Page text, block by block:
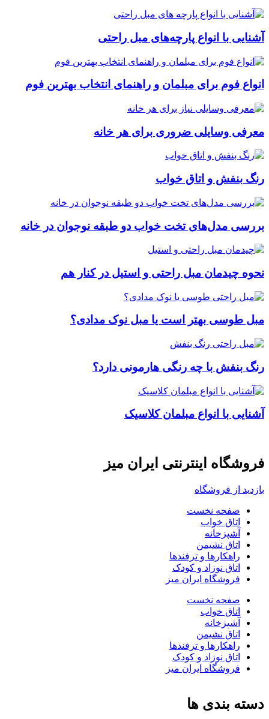
آشنایی با انواع پارچه‌های مبل راحتی
انواع فوم برای مبلمان و راهنمای انتخاب بهترین فوم
معرفی وسایلی ضروری برای هر خانه
رنگ بنفش و اتاق خواب
بررسی مدل‌های تخت خواب دو طبقه نوجوان در خانه
نحوه چیدمان مبل راحتی و استیل در کنار هم
مبل طوسی بهتر است یا مبل نوک مدادی؟
رنگ بنفش با چه رنگی هارمونی دارد؟
آشنایی با انواع مبلمان کلاسیک
فروشگاه اینترنتی ایران میز
بازدید از فروشگاه
صفحه نخست
اتاق خواب
آشپزخانه
اتاق نشیمن
راهکارها و ترفندها
اتاق نوزاد و کودک
فروشگاه ایران میز
صفحه نخست
اتاق خواب
آشپزخانه
اتاق نشیمن
راهکارها و ترفندها
اتاق نوزاد و کودک
فروشگاه ایران میز
دسته بندی ها